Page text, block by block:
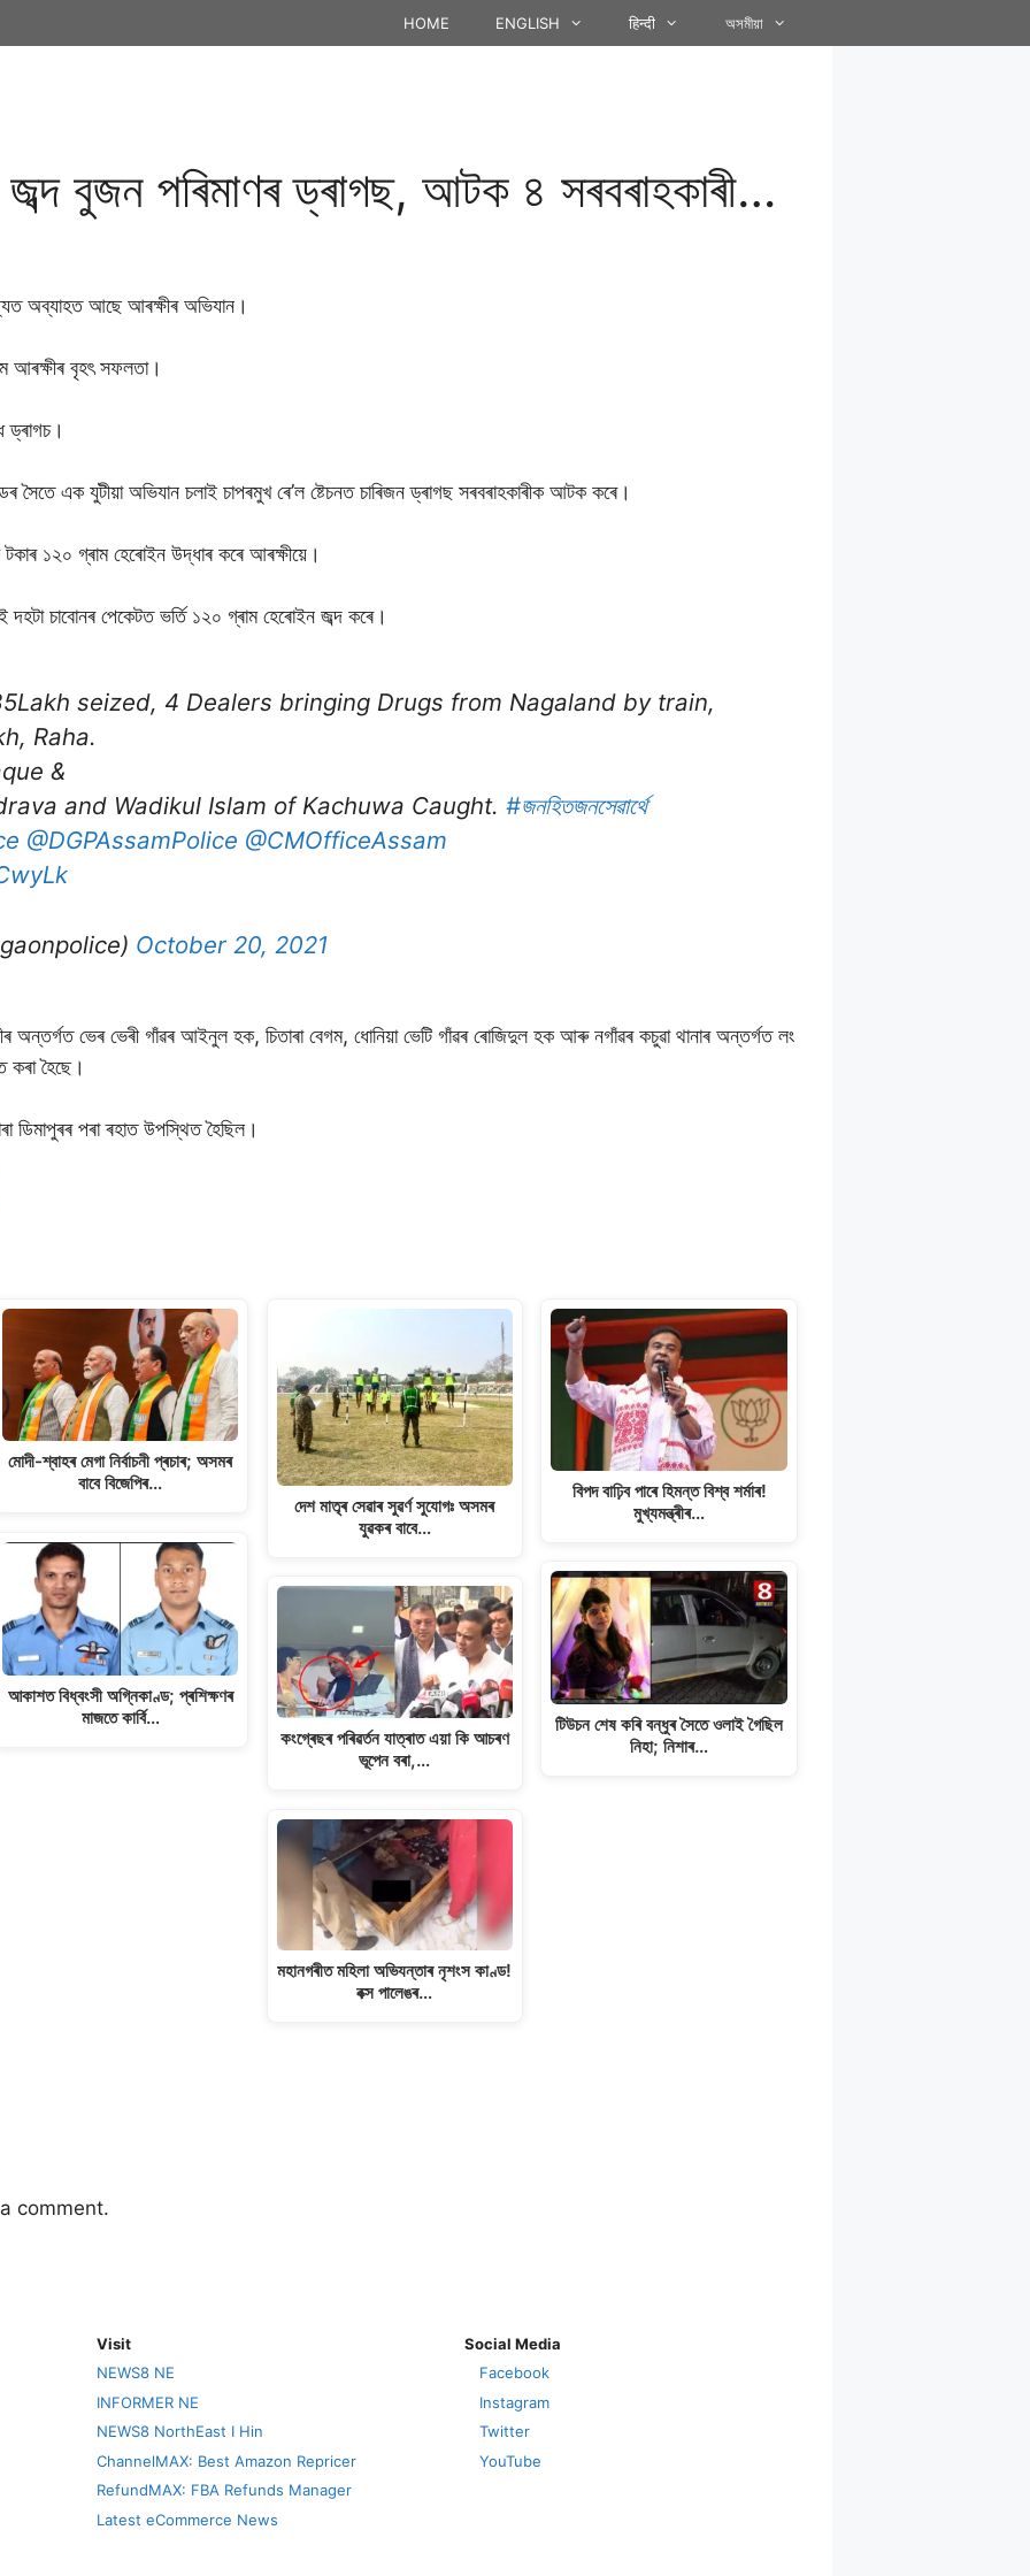
HOME ENGLISH हिन्दी অসমীয়া
বুজন পৰিমাণৰ ড্ৰাগছ, আটক ৪ সৰবৰাহকাৰী…
অব্যাহত আছে আৰক্ষীৰ অভিযান।
আৰক্ষীৰ বৃহৎ সফলতা।
ড্ৰাগচ।
সৈতে এক যুটীয়া অভিযান চলাই চাপৰমুখ ৰে’ল ষ্টেচনত চাৰিজন ড্ৰাগছ সৰবৰাহকাৰীক আটক কৰে।
১২০ গ্ৰাম হেৰোইন উদ্ধাৰ কৰে আৰক্ষীয়ে।
দহটা চাবোনৰ পেকেটত ভৰ্তি ১২০ গ্ৰাম হেৰোইন জব্দ কৰে।
seized, 4 Dealers bringing Drugs from Nagaland by train,
Raha.
&
and Wadikul Islam of Kachuwa Caught. #জনহিতজনসেৱাৰ্থে
@DGPAssamPolice @CMOfficeAssam
October 20, 2021
অন্তৰ্গত ভেৰ ভেৰী গাঁৱৰ আইনুল হক, চিতাৰা বেগম, ধোনিয়া ভেটি গাঁৱৰ ৰোজিদুল হক আৰু নগাঁৱৰ কচুৱা থানাৰ অন্তৰ্গত লং
কৰা হৈছে।
পৰা ৰহাত উপস্থিত হৈছিল।
e
মোদী-শ্বাহৰ মেগা নিৰ্বাচনী প্ৰচাৰ; অসমৰ
বাবে বিজেপিৰ…
আকাশত বিধ্বংসী অগ্নিকাণ্ড; প্ৰশিক্ষণৰ
মাজতে কাৰ্বি…
দেশ মাতৃৰ সেৱাৰ সুৱৰ্ণ সুযোগঃ অসমৰ
যুৱকৰ বাবে…
কংগ্ৰেছৰ পৰিৱৰ্তন যাত্ৰাত এয়া কি আচৰণ
ভূপেন বৰা,…
মহানগৰীত মহিলা অভিযন্তাৰ নৃশংস কাণ্ড!
বক্স পালেঙৰ…
বিপদ বাঢ়িব পাৰে হিমন্ত বিশ্ব শৰ্মাৰ!
মুখ্যমন্ত্ৰীৰ…
টিউচন শেষ কৰি বন্ধুৰ সৈতে ওলাই গৈছিল
নিহা; নিশাৰ…
comment.
Visit
NEWS8 NE
INFORMER NE
NEWS8 NorthEast I Hin
ChannelMAX: Best Amazon Repricer
RefundMAX: FBA Refunds Manager
Latest eCommerce News
Social Media
Facebook
Instagram
Twitter
YouTube